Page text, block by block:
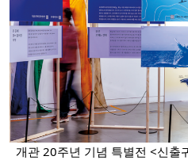
개관 20주년 기념 특별전 <신출